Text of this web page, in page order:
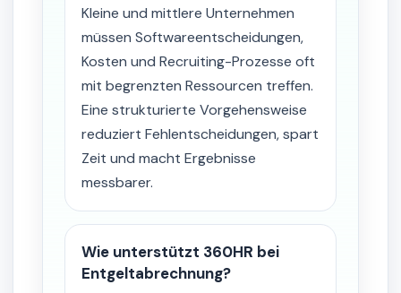
Kleine und mittlere Unternehmen
müssen Softwareentscheidungen,
Kosten und Recruiting-Prozesse oft
mit begrenzten Ressourcen treffen.
Eine strukturierte Vorgehensweise
reduziert Fehlentscheidungen, spart
Zeit und macht Ergebnisse
messbarer.
Wie unterstützt 360HR bei
Entgeltabrechnung?